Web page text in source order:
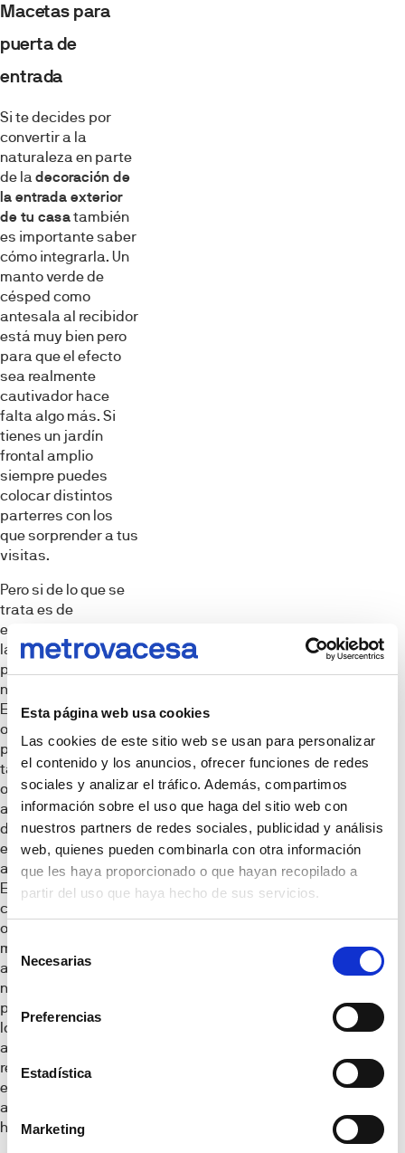
Esta página web usa cookies
Las cookies de este sitio web se usan para personalizar
el contenido y los anuncios, ofrecer funciones de redes
sociales y analizar el tráfico. Además, compartimos
información sobre el uso que haga del sitio web con
nuestros partners de redes sociales, publicidad y análisis
web, quienes pueden combinarla con otra información
que les haya proporcionado o que hayan recopilado a
partir del uso que haya hecho de sus servicios.
Selección
de
consentimiento
Necesarias
Preferencias
Estadística
Marketing
Macetas para
puerta de
entrada
Si te decides por
convertir a la
naturaleza en parte
de ladecoración de
la entrada exterior
de tu casatambién
es importante saber
cómo integrarla. Un
manto verde de
césped como
antesala al recibidor
está muy bien pero
para que el efecto
sea realmente
cautivador hace
falta algo más. Si
tienes un jardín
frontal amplio
siempre puedes
colocar distintos
parterres con los
que sorprender a tus
visitas.
Pero si de lo que se
trata es de
engalanar el acceso,
las macetas para la
puerta de entrada
no pueden faltar.
Escoge diseños
originales y combina
piezas de distintos
tamaños que, por
otro lado, se ajusten
a las necesidades
de las plantas
elegidas. ¿Buscas
algo más original?
Entonces atrévete
con un
o coloca las
macetas a distintas
alturas. Solo
necesitarás
prestarle a tus flores
los cuidados
adecuados y los
resultados serán un
efecto ¡wow! en todo
aquel que visite tu
hogar.